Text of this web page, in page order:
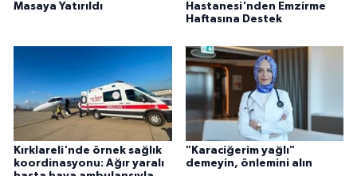
Masaya Yatırıldı
Hastanesi'nden Emzirme
Haftasına Destek
Kırklareli'nde örnek sağlık
koordinasyonu: Ağır yaralı
"Karaciğerim yağlı"
demeyin, önlemini alın